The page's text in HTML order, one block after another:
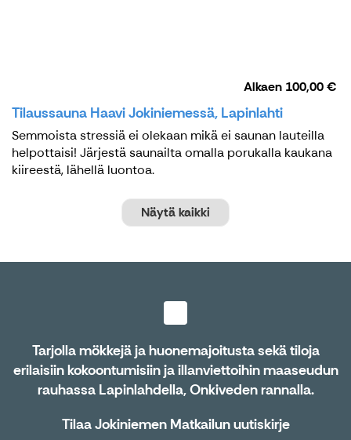
Alkaen 100,00 €
Tilaussauna Haavi Jokiniemessä, Lapinlahti
Semmoista stressiä ei olekaan mikä ei saunan lauteilla
helpottaisi! Järjestä saunailta omalla porukalla kaukana
kiireestä, lähellä luontoa.
Näytä kaikki
Tarjolla mökkejä ja huonemajoitusta sekä tiloja
erilaisiin kokoontumisiin ja illanviettoihin maaseudun
rauhassa Lapinlahdella, Onkiveden rannalla.
Tilaa Jokiniemen Matkailun uutiskirje